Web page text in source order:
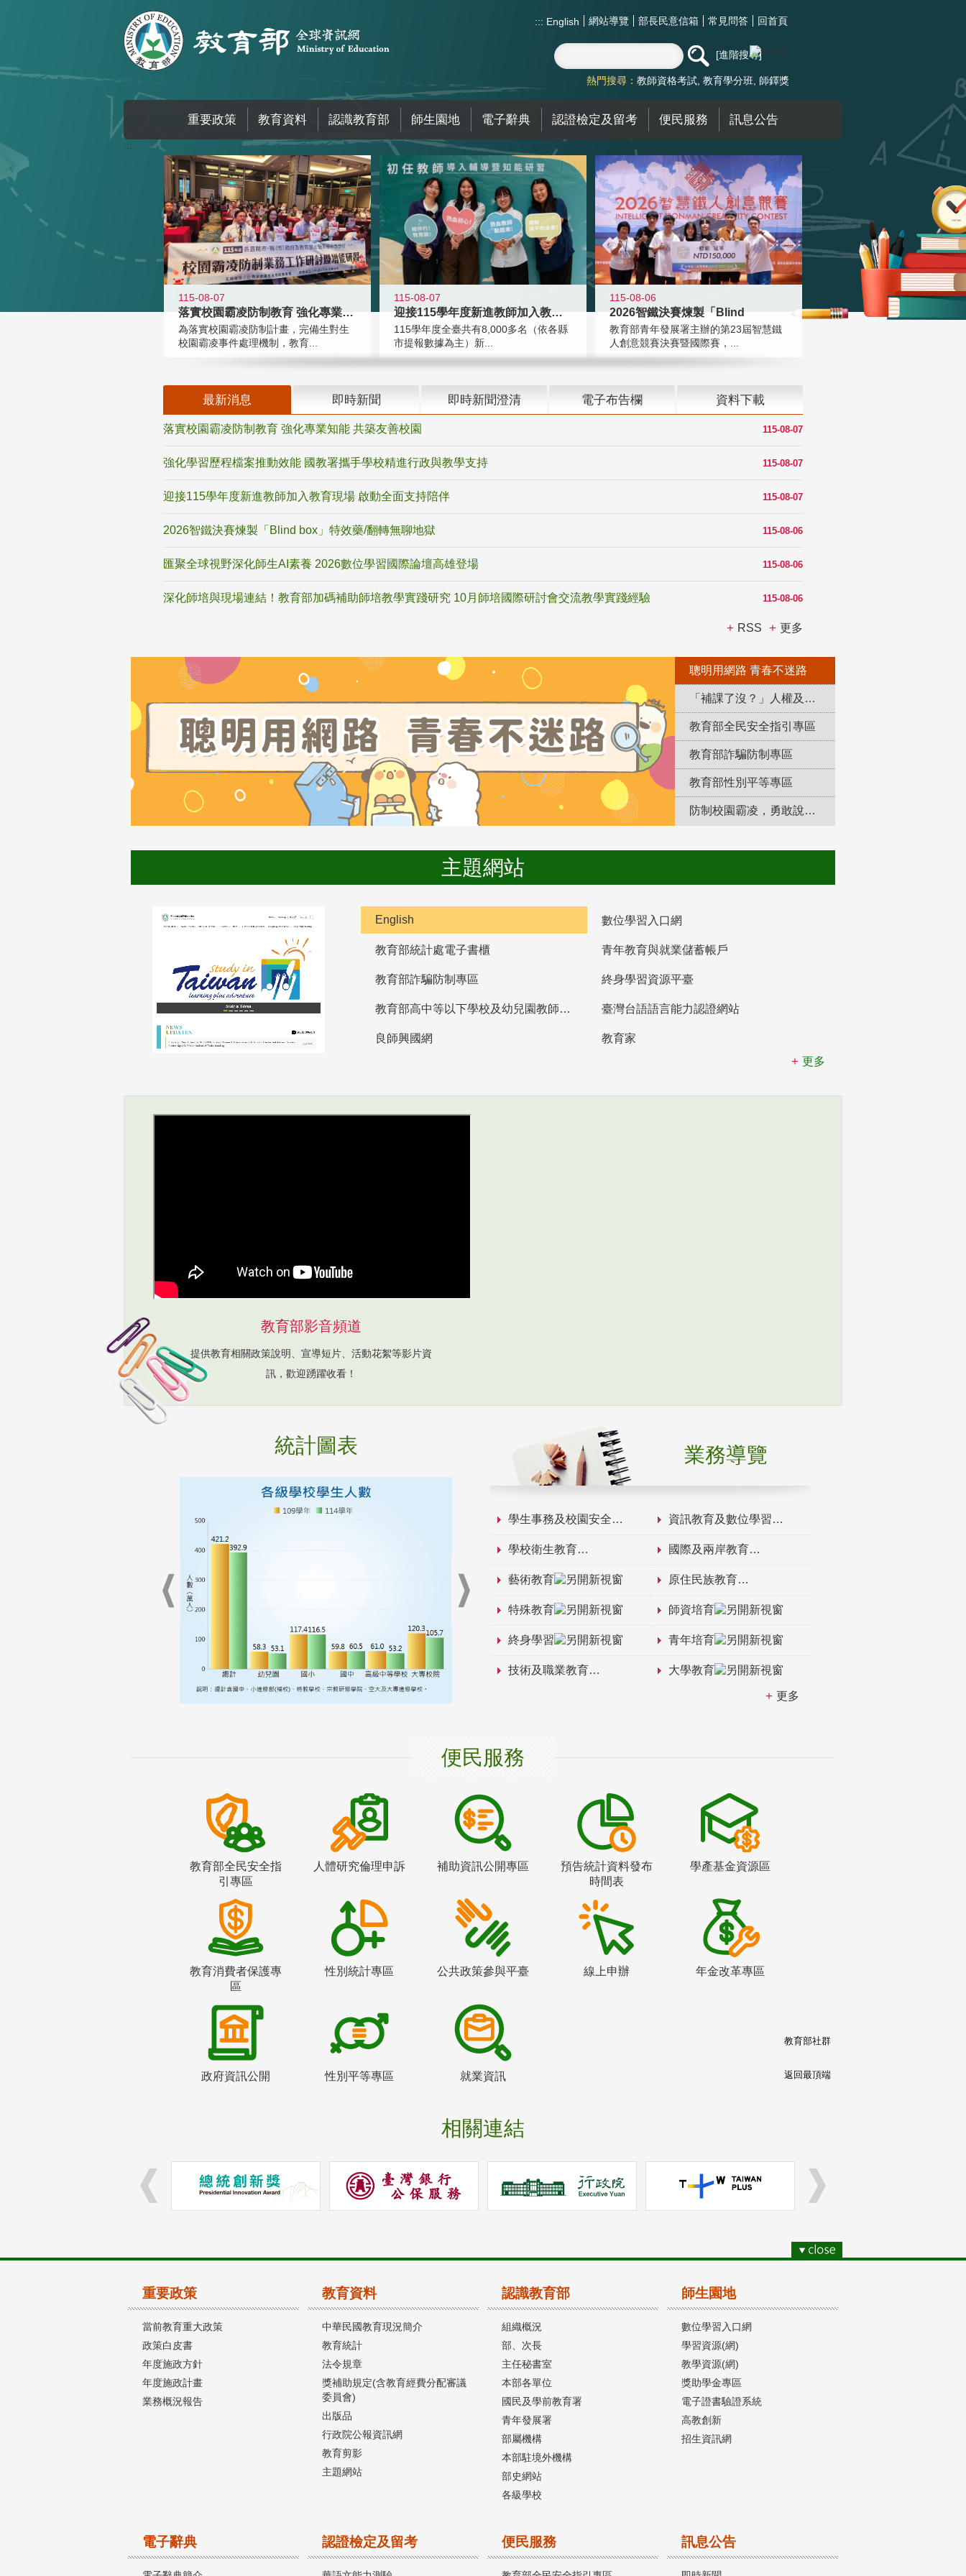
::: English 網站導覽 部長民意信箱 常見問答 回首頁
進階搜尋
熱門搜尋： 教師資格考試 教育學分班 師鐸獎
重要政策 教育資料 認識教育部 師生園地 電子辭典 認證檢定及留考 便民服務 訊息公告
:::
115-08-07
落實校園霸凌防制教育 強化專業知能
為落實校園霸凌防制計畫，完備生對生
校園霸凌事件處理機制，教育...
115-08-07
迎接115學年度新進教師加入教育現
115學年度全臺共有8,000多名（依各縣
市提報數據為主）新...
115-08-06
2026智鐵決賽煉製「Blind
教育部青年發展署主辦的第23屆智慧鐵
人創意競賽決賽暨國際賽，...
最新消息 即時新聞 即時新聞澄清 電子布告欄 資料下載
115-08-07
落實校園霸凌防制教育 強化專業知能 共築友善校園
115-08-07
強化學習歷程檔案推動效能 國教署攜手學校精進行政與教學支持
115-08-07
迎接115學年度新進教師加入教育現場 啟動全面支持陪伴
115-08-06
2026智鐵決賽煉製「Blind box」特效藥/翻轉無聊地獄
115-08-06
匯聚全球視野深化師生AI素養 2026數位學習國際論壇高雄登場
115-08-06
深化師培與現場連結！教育部加碼補助師培教學實踐研究 10月師培國際研討會交流教學實踐經驗
RSS 更多
聰明用網路 青春不迷路
「補課了沒？」人權及轉型正義教育專區
教育部全民安全指引專區
教育部詐騙防制專區
教育部性別平等專區
防制校園霸凌，勇敢說出來！
主題網站
English 數位學習入口網
教育部統計處電子書櫃 青年教育與就業儲蓄帳戶
教育部詐騙防制專區 終身學習資源平臺
教育部高中等以下學校及幼兒園教師資格檢定考試 臺灣台語語言能力認證網站
良師興國網
教育家
更多
教育部影音頻道
提供教育相關政策說明、宣導短片、活動花絮等影片資
訊，歡迎踴躍收看！
統計圖表 業務導覽
學生事務及校園安全 資訊教育及數位學習
學校衛生教育 國際及兩岸教育
藝術教育 原住民族教育
特殊教育 師資培育
終身學習 青年培育
技術及職業教育 大學教育
更多
便民服務
教育部全民安全指
引專區
人體研究倫理申訴 補助資訊公開專區
預告統計資料發布
時間表
學產基金資源區
教育消費者保護專
區
性別統計專區 公共政策參與平臺 線上申辦 年金改革專區
政府資訊公開 性別平等專區 就業資訊
相關連結
教育部社群
返回最頂端
重要政策
當前教育重大政策
政策白皮書
年度施政方針
年度施政計畫
業務概況報告
教育資料
中華民國教育現況簡介
教育統計
法令規章
獎補助規定(含教育經費分配審議
委員會)
出版品
行政院公報資訊網
教育剪影
主題網站
認識教育部
組織概況
部、次長
主任秘書室
本部各單位
國民及學前教育署
青年發展署
部屬機構
本部駐境外機構
部史網站
各級學校
師生園地
數位學習入口網
學習資源(網)
教學資源(網)
獎助學金專區
電子證書驗證系統
高教創新
招生資訊網
電子辭典 認證檢定及留考 便民服務 訊息公告